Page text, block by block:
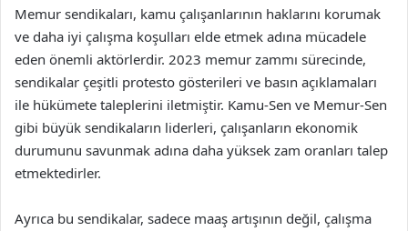
Memur sendikaları, kamu çalışanlarının haklarını korumak
ve daha iyi çalışma koşulları elde etmek adına mücadele
eden önemli aktörlerdir. 2023 memur zammı sürecinde,
sendikalar çeşitli protesto gösterileri ve basın açıklamaları
ile hükümete taleplerini iletmiştir. Kamu-Sen ve Memur-Sen
gibi büyük sendikaların liderleri, çalışanların ekonomik
durumunu savunmak adına daha yüksek zam oranları talep
etmektedirler.
Ayrıca bu sendikalar, sadece maaş artışının değil, çalışma